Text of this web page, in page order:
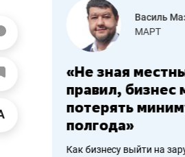
работа
Василь
МАРТ
«Не зная
правил, бизнес
потерять
полгода»
Как бизнесу выйти на